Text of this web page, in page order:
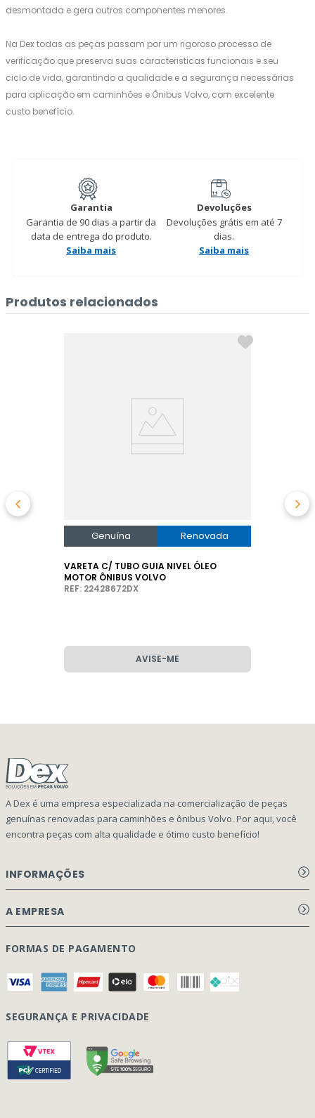
desmontada e gera outros componentes menores.
Na Dex todas as peças passam por um rigoroso processo de
verificação que preserva suas caracteristicas funcionais e seu
ciclo de vida, garantindo a qualidade e a segurança necessárias
para aplicação em caminhões e Ônibus Volvo, com excelente
custo benefício.
Garantia
Garantia de 90 dias a partir da
data de entrega do produto.
Saiba mais
Devoluções
Devoluções grátis em até 7
dias.
Saiba mais
Produtos relacionados
Genuína Renovada
VARETA C/ TUBO GUIA NIVEL ÓLEO
MOTOR ÔNIBUS VOLVO
REF: 22428672DX
AVISE-ME
A Dex é uma empresa especializada na comercialização de peças
genuínas renovadas para caminhões e ônibus Volvo. Por aqui, você
encontra peças com alta qualidade e ótimo custo benefício!
INFORMAÇÕES
Aviso de privacidade Dex Peças
Perguntas Frequentes
Formulário Garantia/Devolução
Rastreamento de pedidos
Vendas: (41) 3317-7470
A EMPRESA
Página Principal
Quem Somos
Onde Estamos
Contato
Blog
FORMAS DE PAGAMENTO
SEGURANÇA E PRIVACIDADE